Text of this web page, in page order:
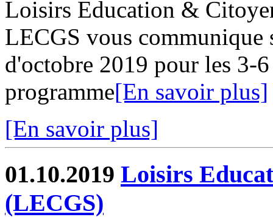
Loisirs Education &
LECGS vous communique
d'octobre 2019 pour les 3-
programme[En savoir plus]
[En savoir plus]
01.10.2019 Loisirs
(LECGS)